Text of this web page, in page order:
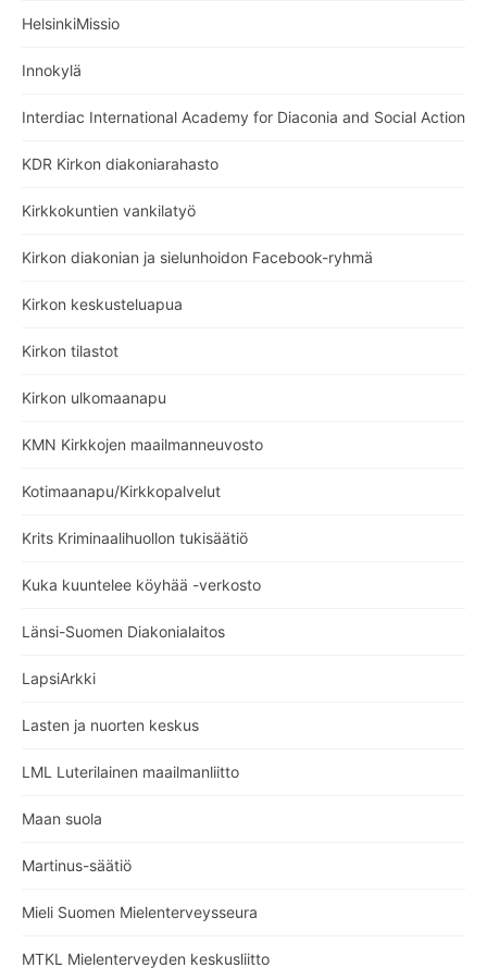
HelsinkiMissio
Innokylä
Interdiac International Academy for Diaconia and Social Action
KDR Kirkon diakoniarahasto
Kirkkokuntien vankilatyö
Kirkon diakonian ja sielunhoidon Facebook-ryhmä
Kirkon keskusteluapua
Kirkon tilastot
Kirkon ulkomaanapu
KMN Kirkkojen maailmanneuvosto
Kotimaanapu/Kirkkopalvelut
Krits Kriminaalihuollon tukisäätiö
Kuka kuuntelee köyhää -verkosto
Länsi-Suomen Diakonialaitos
LapsiArkki
Lasten ja nuorten keskus
LML Luterilainen maailmanliitto
Maan suola
Martinus-säätiö
Mieli Suomen Mielenterveysseura
MTKL Mielenterveyden keskusliitto